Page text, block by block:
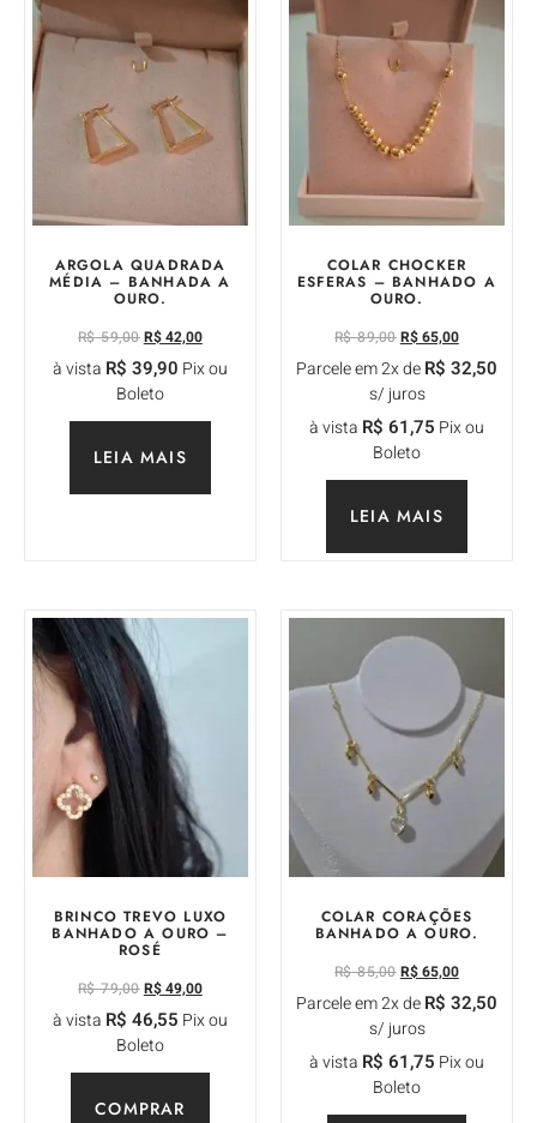
ARGOLA QUADRADA
MÉDIA – BANHADA A
OURO.
R$59,00R$42,00
à vista R$ 39,90 Pix ou
Boleto
LEIA MAIS
COLAR CHOCKER
ESFERAS – BANHADO A
OURO.
R$89,00R$65,00
Parcele em 2x deR$ 32,50
s/ juros
à vista R$ 61,75 Pix ou
Boleto
LEIA MAIS
BRINCO TREVO LUXO
BANHADO A OURO –
ROSÉ
R$79,00R$49,00
à vista R$ 46,55 Pix ou
Boleto
COMPRAR
COLAR CORAÇÕES
BANHADO A OURO.
R$85,00R$65,00
Parcele em 2x deR$ 32,50
s/ juros
à vista R$ 61,75 Pix ou
Boleto